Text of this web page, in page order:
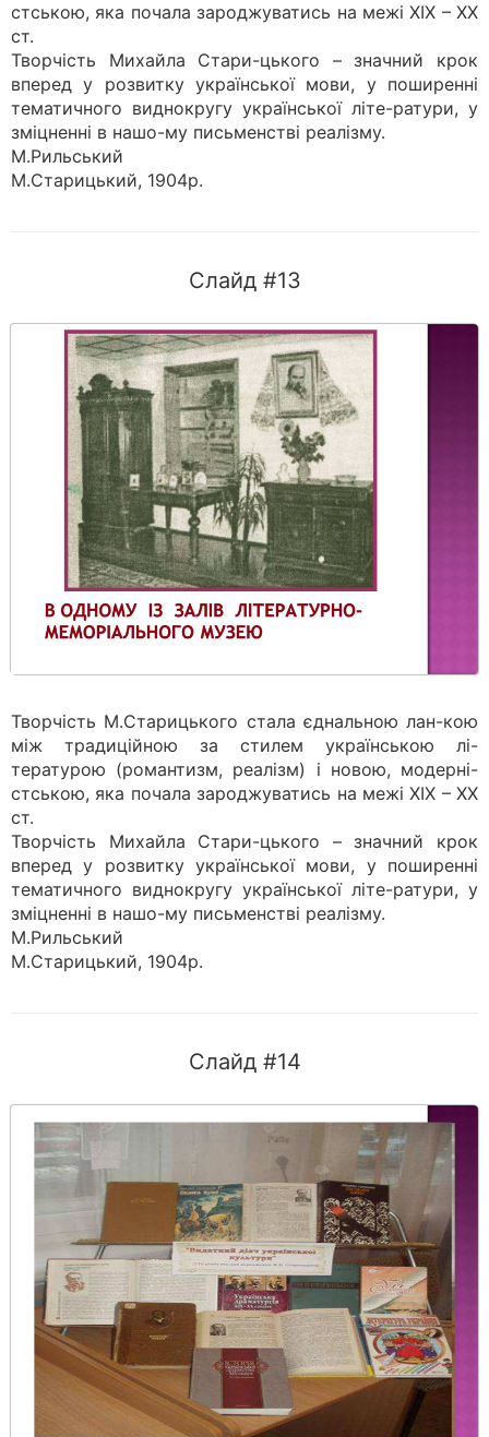
стською, яка почала зароджуватись на межі XIX – XX
ст.
Творчість Михайла Стари-цького – значний крок
вперед у розвитку української мови, у поширенні
тематичного виднокругу української літе-ратури, у
зміцненні в нашо-му письменстві реалізму.
М.Рильський
М.Старицький, 1904р.
Слайд #13
Творчість М.Старицького стала єднальною лан-кою
між традиційною за стилем українською лі-
тературою (романтизм, реалізм) і новою, модерні-
стською, яка почала зароджуватись на межі XIX – XX
ст.
Творчість Михайла Стари-цького – значний крок
вперед у розвитку української мови, у поширенні
тематичного виднокругу української літе-ратури, у
зміцненні в нашо-му письменстві реалізму.
М.Рильський
М.Старицький, 1904р.
Слайд #14